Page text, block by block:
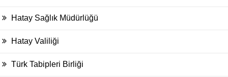
Hatay Sağlık Müdürlüğü
Hatay Valiliği
Türk Tabipleri Birliği